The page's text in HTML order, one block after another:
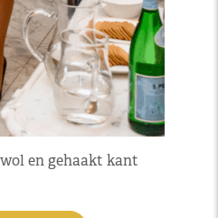
en gehaakt kant